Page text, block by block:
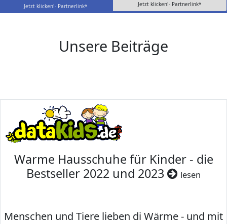
Jetzt klicken!- Partnerlink* Jetzt klicken!- Partnerlink*
Unsere Beiträge
Warme Hausschuhe für Kinder - die
Bestseller 2022 und 2023
lesen
Menschen und Tiere lieben di Wärme - und mit